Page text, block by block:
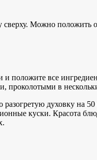
Можно положить
положите все
проколотыми в
духовку на
куски. Красота